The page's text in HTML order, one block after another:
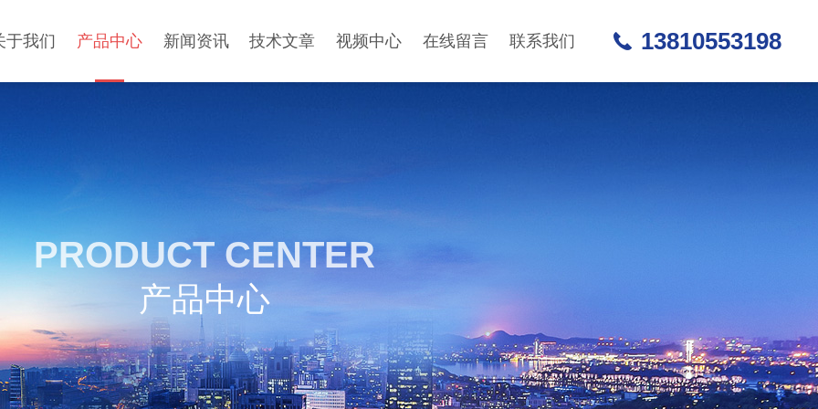
于我们 产品中心 新闻资讯 技术文章 视频中心 在线留言 联系我们 13810553198
PRODUCT CENTER
产品中心